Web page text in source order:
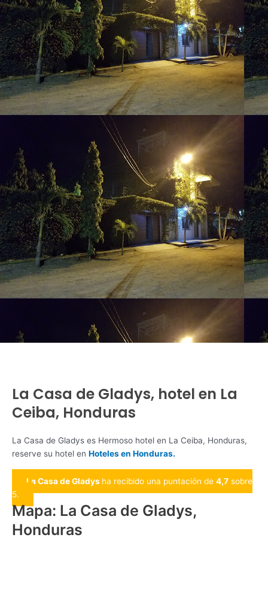
La Casa de Gladys, hotel en La
Ceiba, Honduras
La Casa de Gladys es Hermoso hotel en La Ceiba, Honduras,
reserve su hotel en Hoteles en Honduras.
La Casa de Gladys ha recibido una puntación de 4,7 sobre
5.
Mapa: La Casa de Gladys,
Honduras